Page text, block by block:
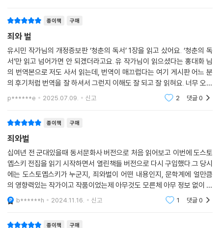
종이책 구매
죄와 벌
유시민 작가님의 개정증보판 ‘청춘의 독서’ 1장을 읽고 샀어요. ‘청춘의 독
서’만 읽고 넘어가면 안 되겠더라고요. 유 작가님이 읽으셨다는 홍대화 님
의 번역본으로 저도 사서 읽는데, 번역이 매끄럽다는 여기 게시판 어느 분
의 후기처럼 번역을 잘 하셔서 그런지 이해도 잘 되고 잘 읽혀요. 너무 오래
전에 읽어서 기억이 하나도 안 나서 한구절 한구절 너무 새롭네요.
p******e 2025.07.09. 신고 2 댓글0
종이책 구매
죄와벌
십여년 전 군대있을때 동서문화사 버전으로 처음 읽어보고 이번에 도스토
옙스키 전집을 읽기 시작하면서 열린책들 버전으로 다시 구입했다.그 당시
에는 도스토옙스키가 누군지, 죄와벌이 어떤 내용인지, 문학계에 얼만큼
의 영향력있는 작가이고 작품이었는제 아무것도 모른체 아무 정보 없이 읽
었었는데 그런데도 작품 속 주인공의 심리가 고스란히 전이되 저장되었고
나도 인식하지 못한
b******h 2024.11.16. 신고 1 댓글0
종이책 구매